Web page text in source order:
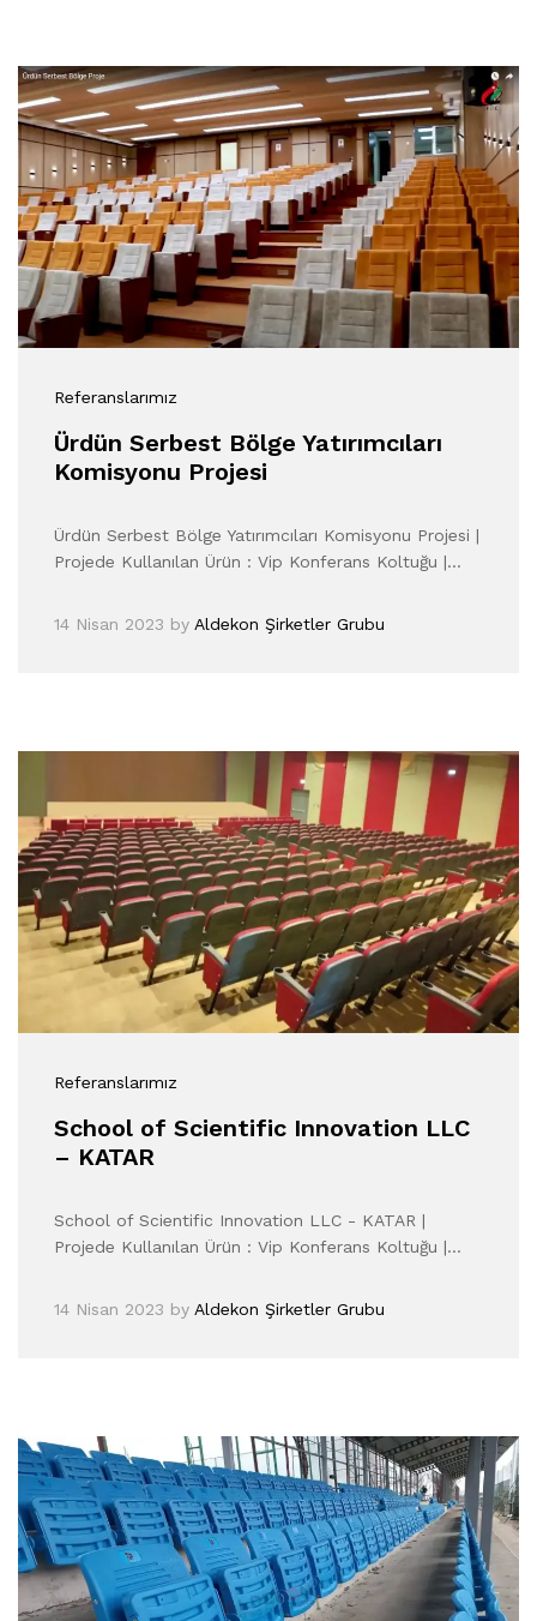
Referanslarımız
Ürdün Serbest Bölge Yatırımcıları
Komisyonu Projesi
Ürdün Serbest Bölge Yatırımcıları Komisyonu Projesi |
Projede Kullanılan Ürün : Vip Konferans Koltuğu |…
14 Nisan 2023 by Aldekon Şirketler Grubu
Referanslarımız
School of Scientific Innovation LLC
– KATAR
School of Scientific Innovation LLC - KATAR |
Projede Kullanılan Ürün : Vip Konferans Koltuğu |…
14 Nisan 2023 by Aldekon Şirketler Grubu